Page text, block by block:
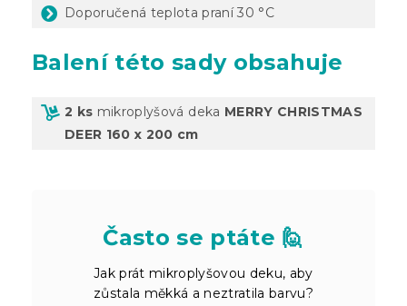
Doporučená teplota praní 30 °C
Balení této sady obsahuje
2 ks mikroplyšová deka MERRY CHRISTMAS
DEER 160 x 200 cm
Často se ptáte 🙋
Jak prát mikroplyšovou deku, aby
zůstala měkká a neztratila barvu?